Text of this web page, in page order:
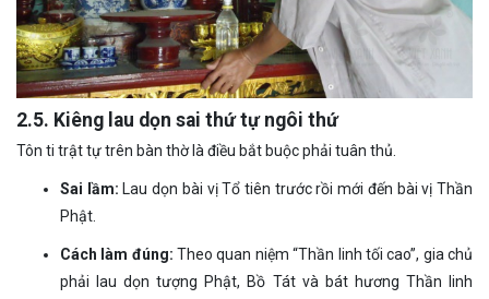
2.5. Kiêng lau dọn sai thứ tự ngôi thứ
Tôn ti trật tự trên bàn thờ là điều bắt buộc phải tuân thủ.
Sai lầm: Lau dọn bài vị Tổ tiên trước rồi mới đến bài vị Thần
Phật.
Cách làm đúng: Theo quan niệm “Thần linh tối cao”, gia chủ
phải lau dọn tượng Phật, Bồ Tát và bát hương Thần linh